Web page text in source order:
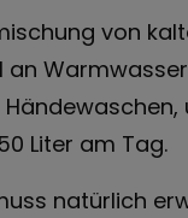
von
an
Liter am Tag.
natürlich